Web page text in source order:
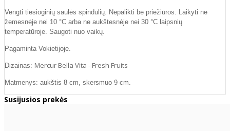
Vengti tiesioginių saulės spindulių. Nepalikti be priežiūros. Laikyti ne
žemesnėje nei 10 °C arba ne aukštesnėje nei 30 °C laipsnių
temperatūroje. Saugoti nuo vaikų.
Pagaminta Vokietijoje.
Dizainas: Mercur Bella Vita - Fresh Fruits
Matmenys: aukštis 8 cm, skersmuo 9 cm.
Susijusios prekės